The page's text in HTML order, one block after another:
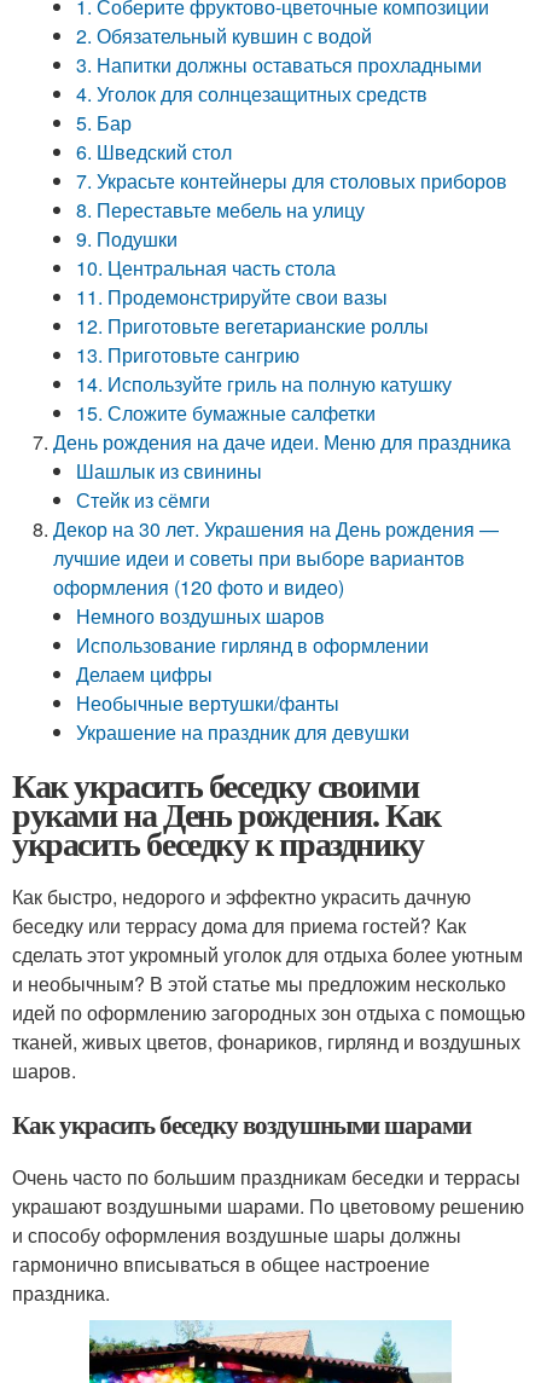
1. Соберите фруктово-цветочные композиции
2. Обязательный кувшин с водой
3. Напитки должны оставаться прохладными
4. Уголок для солнцезащитных средств
5. Бар
6. Шведский стол
7. Украсьте контейнеры для столовых приборов
8. Переставьте мебель на улицу
9. Подушки
10. Центральная часть стола
11. Продемонстрируйте свои вазы
12. Приготовьте вегетарианские роллы
13. Приготовьте сангрию
14. Используйте гриль на полную катушку
15. Сложите бумажные салфетки
День рождения на даче идеи. Меню для праздника
Шашлык из свинины
Стейк из сёмги
Декор на 30 лет. Украшения на День рождения —
лучшие идеи и советы при выборе вариантов
оформления (120 фото и видео)
Немного воздушных шаров
Использование гирлянд в оформлении
Делаем цифры
Необычные вертушки/фанты
Украшение на праздник для девушки
Как украсить беседку своими
руками на День рождения. Как
украсить беседку к празднику
Как быстро, недорого и эффектно украсить дачную
беседку или террасу дома для приема гостей? Как
сделать этот укромный уголок для отдыха более уютным
и необычным? В этой статье мы предложим несколько
идей по оформлению загородных зон отдыха с помощью
тканей, живых цветов, фонариков, гирлянд и воздушных
шаров.
Как украсить беседку воздушными шарами
Очень часто по большим праздникам беседки и террасы
украшают воздушными шарами. По цветовому решению
и способу оформления воздушные шары должны
гармонично вписываться в общее настроение
праздника.